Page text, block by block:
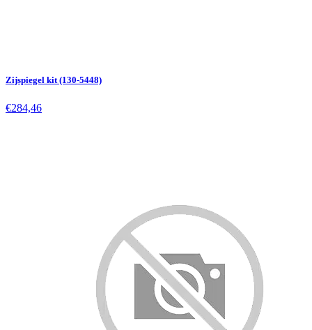
Zijspiegel kit (130-5448)
€284,46